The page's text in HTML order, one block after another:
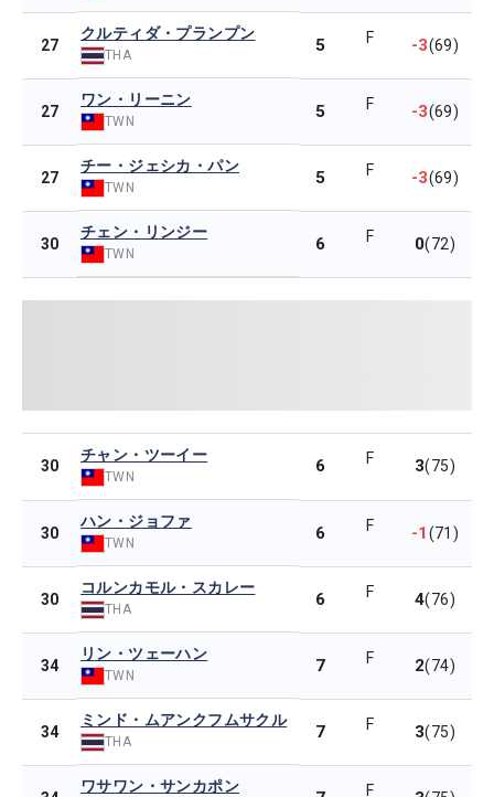
27
クルティダ・プランプン
THA 5 F -3(69)
27
ワン・リーニン
TWN 5 F -3(69)
27
チー・ジェシカ・パン
TWN 5 F -3(69)
30
チェン・リンジー
TWN 6 F 0(72)
30
チャン・ツーイー
TWN
6 F 3(75)
30
ハン・ジョファ
TWN 6 F -1(71)
30
コルンカモル・スカレー
THA 6 F 4(76)
34
リン・ツェーハン
TWN 7 F 2(74)
34
ミンド・ムアンクフムサクル
THA 7 F 3(75)
ワサワン・サンカポン F